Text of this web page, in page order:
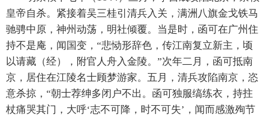
皇帝自杀。紧接着吴三桂引清兵入关，满洲八旗金戈铁马
驰骋中原，神州动荡，明社倾覆。当是时，函可在广州住
持不是庵，闻国变，“悲恸形辞色，传江南复立新主，顷
以请藏（经），附官人舟入金陵。”次年二月，函可抵南
京，居住在江陵名士顾梦游家。五月，清兵攻陷南京，恣
意杀掠，“朝士荐绅多闭户不出。函可独服缟练衣，持拄
杖痛哭其门，大呼‘志不可降，时不可失’，闻而感激殉节